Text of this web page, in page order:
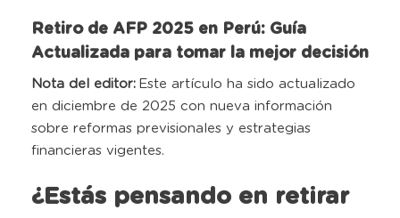
Retiro de AFP 2025 en Perú: Guía
Actualizada para tomar la mejor decisión
Nota del editor: Este artículo ha sido actualizado
en diciembre de 2025 con nueva información
sobre reformas previsionales y estrategias
financieras vigentes.
¿Estás pensando en retirar